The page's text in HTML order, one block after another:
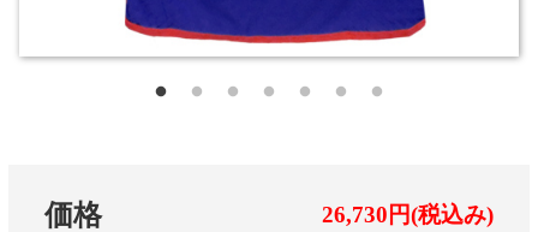
価格 26,730円(税込み)